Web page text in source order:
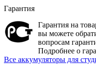
Гарантия
Гарантия на
вы можете
вопросам
Подробнее о
Все аккумуляторы для